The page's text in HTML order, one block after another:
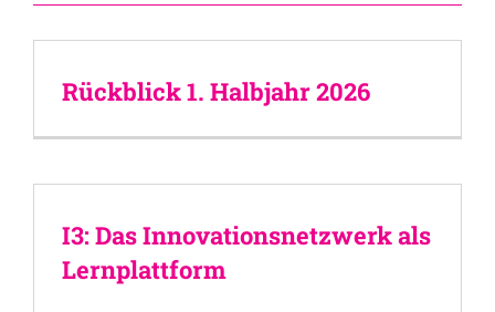
Rückblick 1. Halbjahr 2026
I3: Das Innovationsnetzwerk als
Lernplattform